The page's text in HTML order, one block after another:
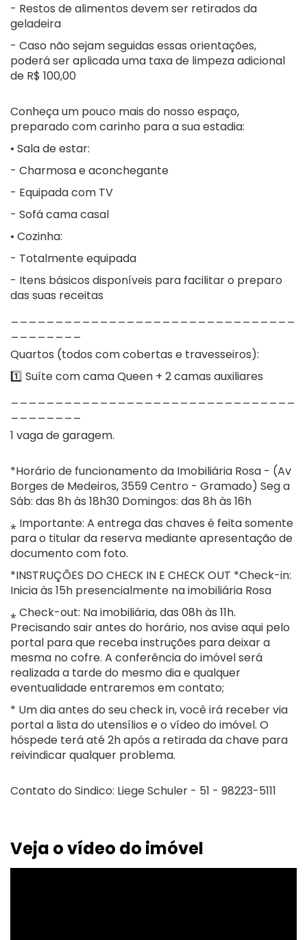
- Restos de alimentos devem ser retirados da
geladeira
- Caso não sejam seguidas essas orientações,
poderá ser aplicada uma taxa de limpeza adicional
de R$ 100,00
Conheça um pouco mais do nosso espaço,
preparado com carinho para a sua estadia:
• Sala de estar:
- Charmosa e aconchegante
- Equipada com TV
- Sofá cama casal
• Cozinha:
- Totalmente equipada
- Itens básicos disponíveis para facilitar o preparo
das suas receitas
Quartos (todos com cobertas e travesseiros):
1️⃣ Suíte com cama Queen + 2 camas auxiliares
1 vaga de garagem.
*Horário de funcionamento da Imobiliária Rosa - (Av
Borges de Medeiros, 3559 Centro - Gramado) Seg a
Sáb: das 8h às 18h30 Domingos: das 8h às 16h
⁎ Importante: A entrega das chaves é feita somente
para o titular da reserva mediante apresentação de
documento com foto.
*INSTRUÇÕES DO CHECK IN E CHECK OUT *Check-in:
Inicia às 15h presencialmente na imobiliária Rosa
⁎ Check-out: Na imobiliária, das 08h às 11h.
Precisando sair antes do horário, nos avise aqui pelo
portal para que receba instruções para deixar a
mesma no cofre. A conferência do imóvel será
realizada a tarde do mesmo dia e qualquer
eventualidade entraremos em contato;
* Um dia antes do seu check in, você irá receber via
portal a lista do utensílios e o vídeo do imóvel. O
hóspede terá até 2h após a retirada da chave para
reivindicar qualquer problema.
Contato do Sindico: Liege Schuler - 51 - 98223-5111
Veja o vídeo do imóvel